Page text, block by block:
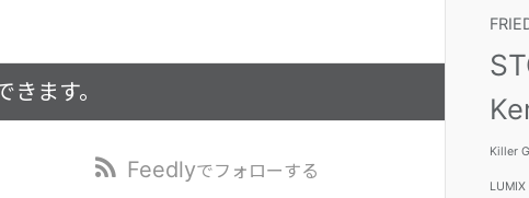
ます。
Feedlyでフォローする
Killer
LUMIX